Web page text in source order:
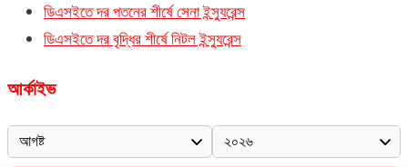
ডিএসইতে দর পতনের শীর্ষে সেনা ইন্স্যুরেন্স
ডিএসইতে দর বৃদ্ধির শীর্ষে নিটল ইন্স্যুরেন্স
আর্কাইভ